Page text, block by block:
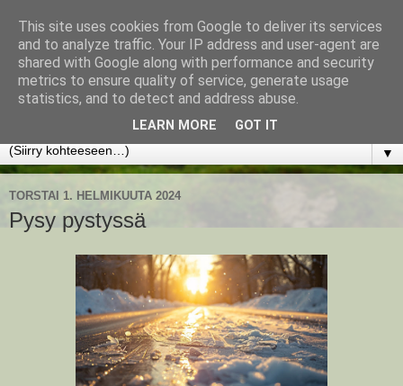
www.jyrkikokko.fi
Uusi Suunta - Jokainen hetki tarjoaa tilaisuuden muuttaa
▼
TORSTAI 1. HELMIKUUTA 2024
Pysy pystyssä
This site uses cookies from Google to deliver its services
and to analyze traffic. Your IP address and user-agent are
shared with Google along with performance and security
metrics to ensure quality of service, generate usage
statistics, and to detect and address abuse.
LEARN MORE GOT IT